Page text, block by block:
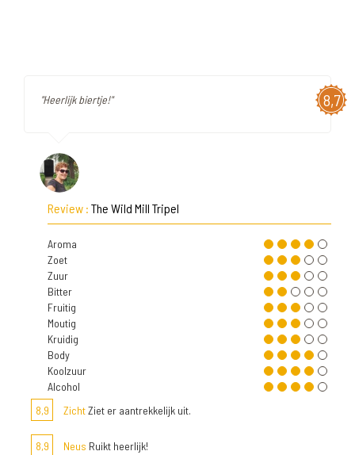
8,7
"Heerlijk biertje!"
Review : The Wild Mill Tripel
Aroma
Zoet
Zuur
Bitter
Fruitig
Moutig
Kruidig
Body
Koolzuur
Alcohol
8,9
ZichtZiet er aantrekkelijk uit.
8,9 Neus Ruikt heerlijk!